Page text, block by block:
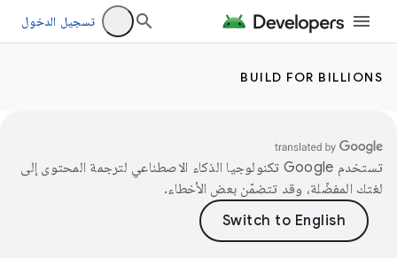
تسجيل الدخول
BUILD FOR BILLIONS
تستخدم Google تكنولوجيا الذكاء الاصطناعي لترجمة المحتوى إلى
لغتك المفضّلة، وقد تتضمّن بعض الأخطاء.